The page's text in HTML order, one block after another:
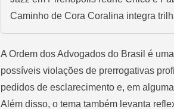
Caminho de Cora Coralina integra
A Ordem dos Advogados do Brasil é
possíveis violações de prerrogativas
pedidos de esclarecimento e, em
Além disso, o tema também levanta